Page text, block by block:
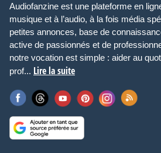
Audiofanzine est une plateforme en
musique et à l’audio, à la fois média
petites annonces, base de
active de passionnés et de
notre vocation est simple : aider au
prof... Lire la suite